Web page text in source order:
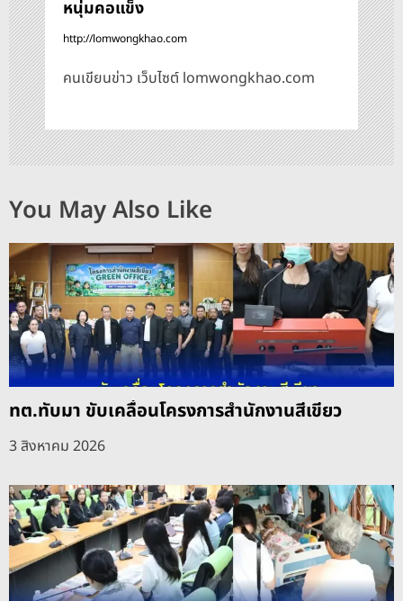
หนุ่มคอแข็ง
http://lomwongkhao.com
คนเขียนข่าว เว็บไซต์ lomwongkhao.com
You May Also Like
ทต.ทับมา ขับเคลื่อนโครงการสำนักงานสีเขียว
3 สิงหาคม 2026